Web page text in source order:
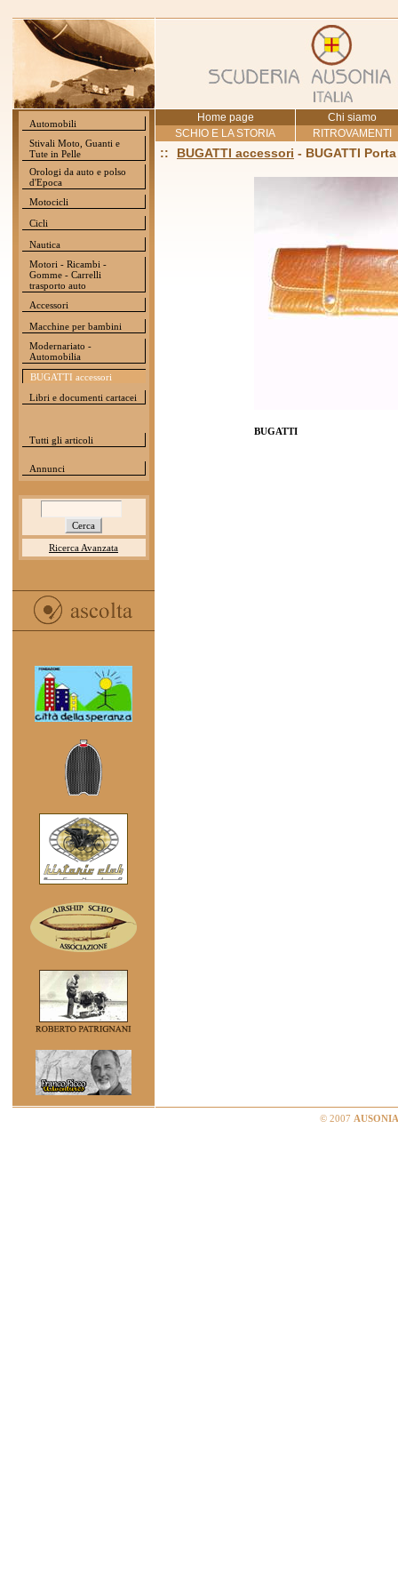
Automobili
Stivali Moto, Guanti e
Tute in Pelle
Orologi da auto e polso
d'Epoca
Motocicli
Cicli
Nautica
Motori - Ricambi -
Gomme - Carrelli
trasporto auto
Accessori
Macchine per bambini
Modernariato -
Automobilia
BUGATTI accessori
Libri e documenti cartacei
Tutti gli articoli
Annunci
Ricerca Avanzata
Home page
Chi siamo
SCHIO E LA STORIA
RITROVAMENTI
:: BUGATTI accessori - BUGATTI
BUGATTI
© 2007